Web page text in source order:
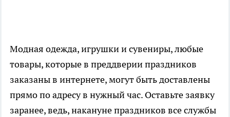
Модная одежда, игрушки и сувениры, любые
товары, которые в преддверии праздников
заказаны в интернете, могут быть доставлены
прямо по адресу в нужный час. Оставьте заявку
заранее, ведь, накануне праздников все службы